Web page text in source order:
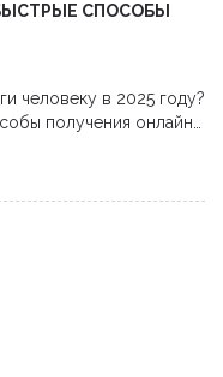
СПОСОБЫ
человеку в 2025 году?
получения онлайн
с лучшим